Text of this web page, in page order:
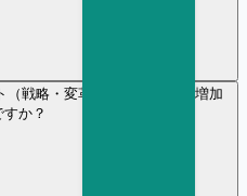
戦略・変革） の採用需要は増加
か？